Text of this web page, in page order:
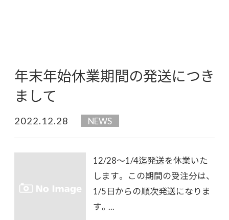
年末年始休業期間の発送につき
まして
2022.12.28 NEWS
12/28～1/4迄発送を休業いた
します。 この期間の受注分は、
1/5日からの順次発送になりま
す。...